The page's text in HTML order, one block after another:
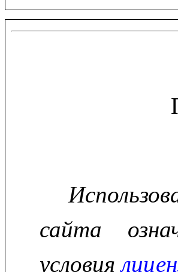
сайта
условия